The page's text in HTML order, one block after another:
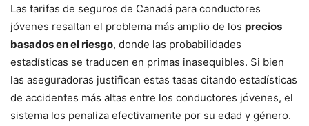
Las tarifas de seguros de Canadá para conductores
jóvenes resaltan el problema más amplio de los precios
basados en el riesgo, donde las probabilidades
estadísticas se traducen en primas inasequibles. Si bien
las aseguradoras justifican estas tasas citando estadísticas
de accidentes más altas entre los conductores jóvenes, el
sistema los penaliza efectivamente por su edad y género.